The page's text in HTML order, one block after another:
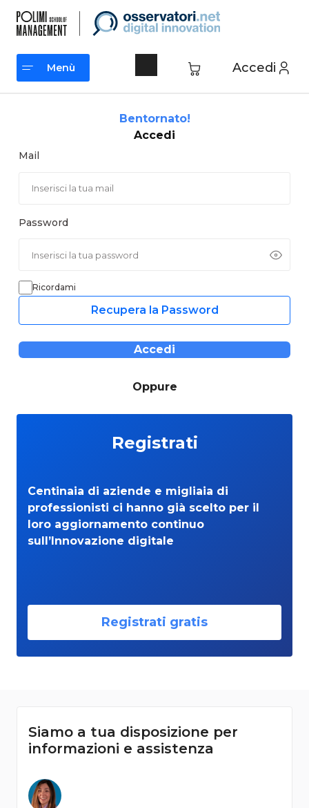
contenuto
Accedi
Menù
Bentornato!
Accedi
Mail
Password
Ricordami
Recupera la Password
Accedi
Oppure
Registrati
Centinaia di aziende e migliaia di
professionisti ci hanno già scelto per il
loro aggiornamento continuo
sull’Innovazione digitale
Registrati gratis
Siamo a tua disposizione per
informazioni e assistenza